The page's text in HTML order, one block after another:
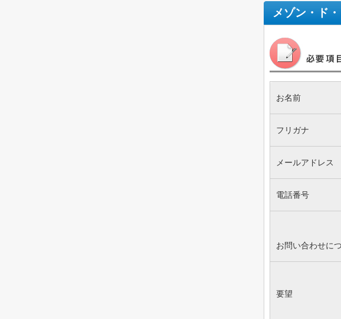
メゾン・ド
お名前
フリガナ
メールアドレス
電話番号
お問い合わせに
要望